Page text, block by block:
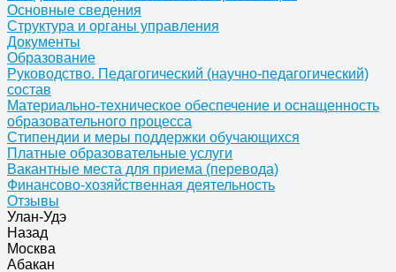
Основные сведения
Структура и органы управления
Документы
Образование
Руководство. Педагогический (научно-педагогический)
состав
Материально-техническое обеспечение и оснащенность
образовательного процесса
Стипендии и меры поддержки обучающихся
Платные образовательные услуги
Вакантные места для приема (перевода)
Финансово-хозяйственная деятельность
Отзывы
Улан-Удэ
Назад
Москва
Абакан